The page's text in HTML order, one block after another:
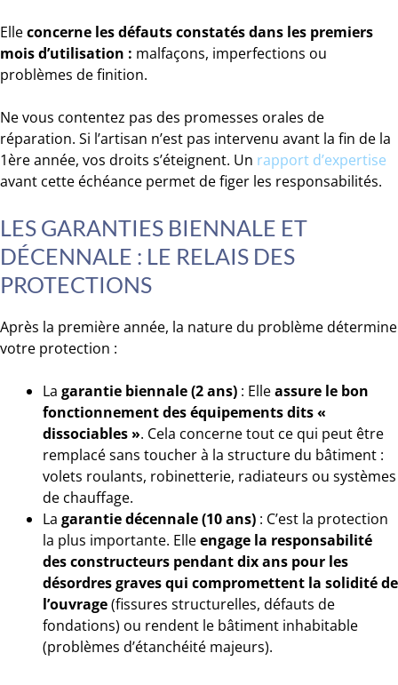
Elleconcerne les défauts constatés dans les premiers
mois d’utilisation : malfaçons, imperfections ou
problèmes de finition.
Ne vous contentez pas des promesses orales de
réparation. Si l’artisan n’est pas intervenu avant la fin de la
1ère année, vos droits s’éteignent. Un rapport d’expertise
avant cette échéance permet de figer les responsabilités.
LES GARANTIES BIENNALE ET
DÉCENNALE : LE RELAIS DES
PROTECTIONS
Après la première année, la nature du problème détermine
votre protection :
La garantie biennale (2 ans) : Elleassure le bon
fonctionnement des équipements dits «
dissociables ». Cela concerne tout ce qui peut être
remplacé sans toucher à la structure du bâtiment :
volets roulants, robinetterie, radiateurs ou systèmes
de chauffage.
La garantie décennale (10 ans) : C’est la protection
la plus importante. Elleengage la responsabilité
des constructeurs pendant dix ans pour les
désordres graves qui compromettent la solidité de
l’ouvrage(fissures structurelles, défauts de
fondations) ou rendent le bâtiment inhabitable
(problèmes d’étanchéité majeurs).